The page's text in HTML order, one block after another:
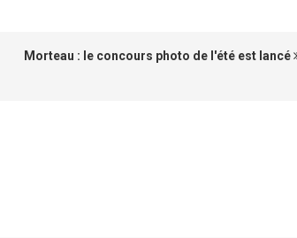
Morteau : le concours photo de l'été est lancé